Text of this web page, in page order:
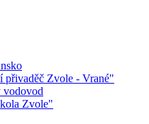
přivaděč Zvole - Vrané"
vodovod
Zvole"